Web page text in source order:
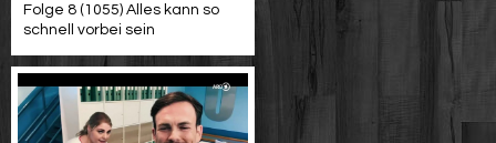
Folge 8 (1055) Alles kann so
schnell vorbei sein